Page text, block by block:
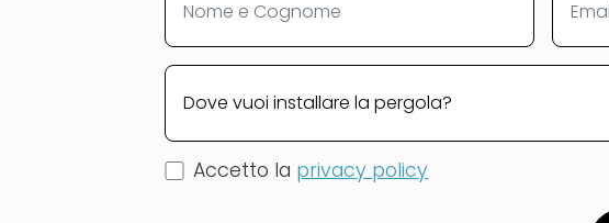
Accetto la privacy policy